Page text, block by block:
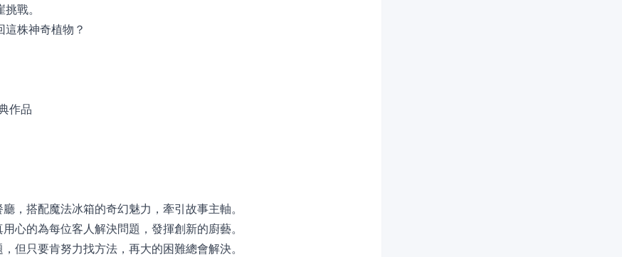
戰。
株神奇植物？
作品
，搭配魔法冰箱的奇幻魅力，牽引故事主軸。
心的為每位客人解決問題，發揮創新的廚藝。
但只要肯努力找方法，再大的困難總會解決。